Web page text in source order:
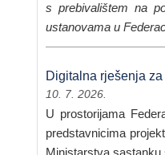
s prebivalištem na
ustanovama u
Digitalna rješenja
10. 7. 2026.
U prostorijama
predstavnicima
Ministarstva sastanku